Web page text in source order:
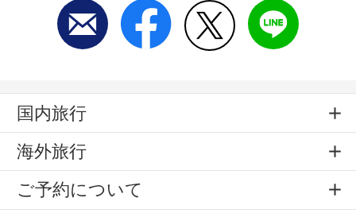
国内旅行
海外旅行
ご予約について